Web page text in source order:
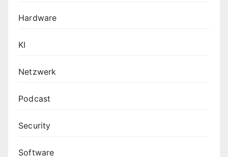
Hardware
KI
Netzwerk
Podcast
Security
Software